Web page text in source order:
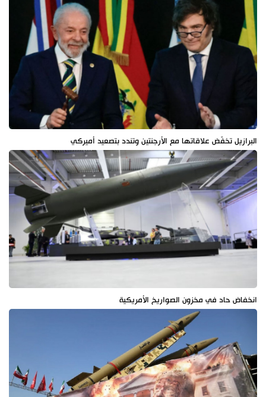
البرازيل تخفّض علاقاتها مع الأرجنتين وتندد بتصعيد أميركي
انخفاض حاد في مخزون الصواريخ الأمريكية